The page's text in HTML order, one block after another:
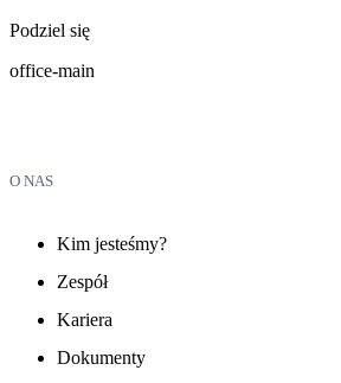
Podziel się
office-main
O NAS
Kim jesteśmy?
Zespół
Kariera
Dokumenty